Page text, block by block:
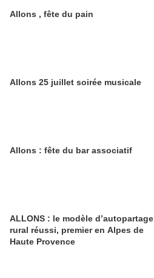
Allons , fête du pain
Allons 25 juillet soirée musicale
Allons : fête du bar associatif
ALLONS : le modèle d’autopartage
rural réussi, premier en Alpes de
Haute Provence